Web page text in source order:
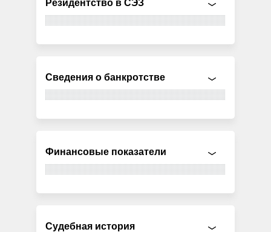
Резидентство в СЭЗ
Сведения о банкротстве
Финансовые показатели
Судебная история